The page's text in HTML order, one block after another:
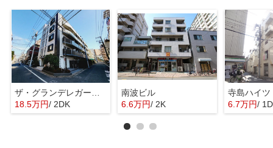
18.5万円/ 2DK
南波ビル
6.6万円/ 2K
寺島ハイツ
6.7万円/